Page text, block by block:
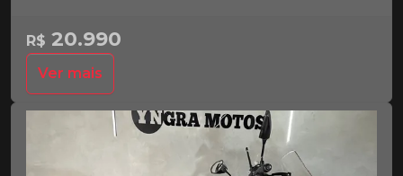
R$ 20.990
Ver mais